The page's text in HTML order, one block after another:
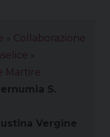
Collaborazione
Martire
S.
Vergine